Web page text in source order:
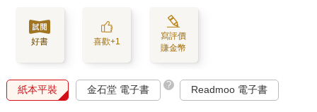
好書 喜歡+1
寫評價
賺金幣
紙本平裝 金石堂 電子書 ? Readmoo 電子書